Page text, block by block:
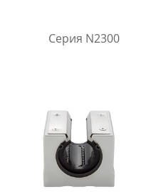
Серия N2300